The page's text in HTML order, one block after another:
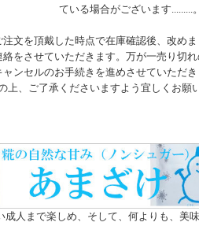
ている場合がございます.........。
注文を頂戴した時点で在庫確認後、改め
絡をさせていただきます。万が一売り切
ャンセルのお手続きを進めさせていただ
上、ご了承くださいますよう宜しくお願
成人まで楽しめ、そして、何よりも、